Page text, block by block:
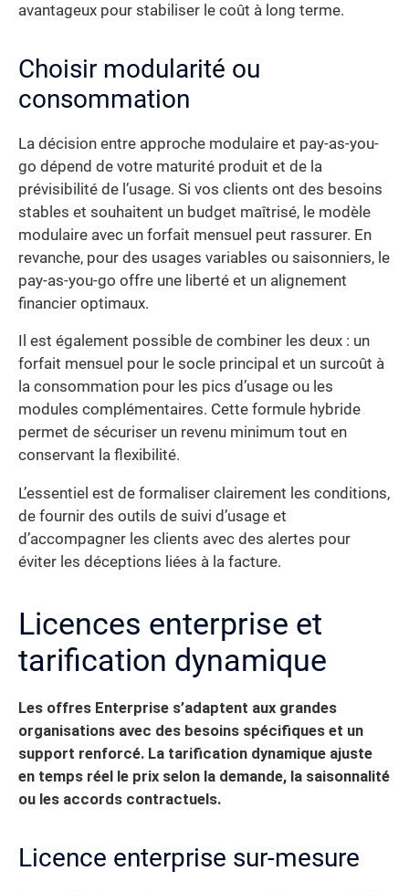
avantageux pour stabiliser le coût à long terme.
Choisir modularité ou
consommation
La décision entre approche modulaire et pay-as-you-
go dépend de votre maturité produit et de la
prévisibilité de l’usage. Si vos clients ont des besoins
stables et souhaitent un budget maîtrisé, le modèle
modulaire avec un forfait mensuel peut rassurer. En
revanche, pour des usages variables ou saisonniers, le
pay-as-you-go offre une liberté et un alignement
financier optimaux.
Il est également possible de combiner les deux : un
forfait mensuel pour le socle principal et un surcoût à
la consommation pour les pics d’usage ou les
modules complémentaires. Cette formule hybride
permet de sécuriser un revenu minimum tout en
conservant la flexibilité.
L’essentiel est de formaliser clairement les conditions,
de fournir des outils de suivi d’usage et
d’accompagner les clients avec des alertes pour
éviter les déceptions liées à la facture.
Licences enterprise et
tarification dynamique
Les offres Enterprise s’adaptent aux grandes
organisations avec des besoins spécifiques et un
support renforcé. La tarification dynamique ajuste
en temps réel le prix selon la demande, la saisonnalité
ou les accords contractuels.
Licence enterprise sur-mesure